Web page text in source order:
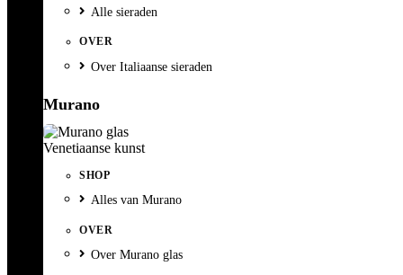
Alle sieraden
OVER
Over Italiaanse sieraden
Murano
Venetiaanse kunst
SHOP
Alles van Murano
OVER
Over Murano glas